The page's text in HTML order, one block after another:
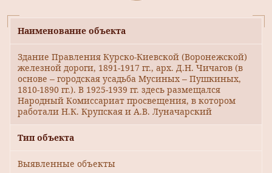
Наименование объекта
Здание Правления Курско-Киевской (Воронежской)
железной дороги, 1891-1917 гг., арх. Д.Н. Чичагов (в
основе – городская усадьба Мусиных – Пушкиных,
1810-1890 гг.). В 1925-1939 гг. здесь размещался
Народный Комиссариат просвещения, в котором
работали Н.К. Крупская и А.В. Луначарский
Тип объекта
Выявленные объекты